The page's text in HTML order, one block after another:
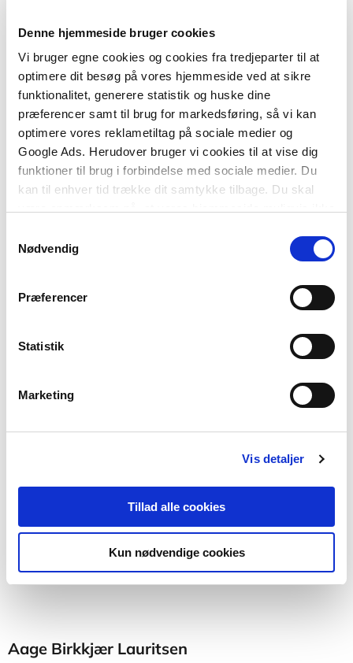
Denne hjemmeside bruger cookies
Vi bruger egne cookies og cookies fra tredjeparter til at
optimere dit besøg på vores hjemmeside ved at sikre
funktionalitet, generere statistik og huske dine
præferencer samt til brug for markedsføring, så vi kan
optimere vores reklametiltag på sociale medier og
Google Ads. Herudover bruger vi cookies til at vise dig
funktioner til brug i forbindelse med sociale medier. Du
kan til enhver tid trække dit samtykke tilbage. Du skal
tilbagetrækker et samtykke.
Nødvendig
Præferencer
Statistik
Marketing
Vis detaljer
Tillad alle cookies
Kun nødvendige cookies
Af samme forfatter
2 formater
409,95 KR.
Aage Birkkjær Lauritsen